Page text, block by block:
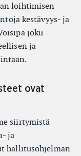
loihtimisen
kestävyys- ja
joku
ja
ovat
siirtymistä
ja
hallitusohjelman